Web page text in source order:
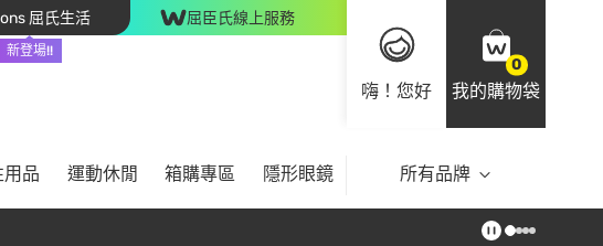
屈氏生活
新登場!!
屈臣氏線上服務
嗨！您好
0
我的購物袋
用品 運動休閒 箱購專區 隱形眼鏡 所有品牌